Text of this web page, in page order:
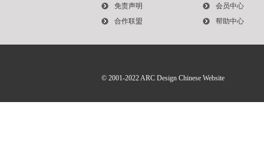
免责声明
合作联盟
会员中心
帮助中心
© 2001-2022ARC Design Chinese Website